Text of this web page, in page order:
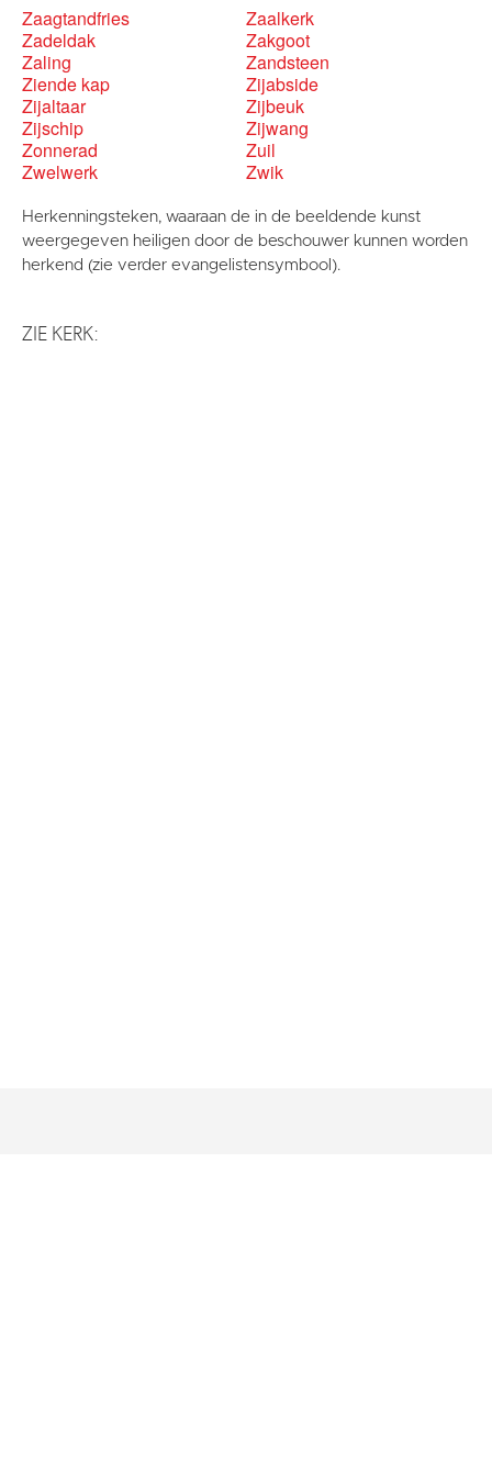
Zaagtandfries
Zaalkerk
Zadeldak
Zakgoot
Zaling
Zandsteen
Ziende kap
Zijabside
Zijaltaar
Zijbeuk
Zijschip
Zijwang
Zonnerad
Zuil
Zwelwerk
Zwik
Herkenningsteken, waaraan de in de beeldende kunst
weergegeven heiligen door de beschouwer kunnen worden
herkend (zie verder evangelistensymbool).
ZIE KERK: